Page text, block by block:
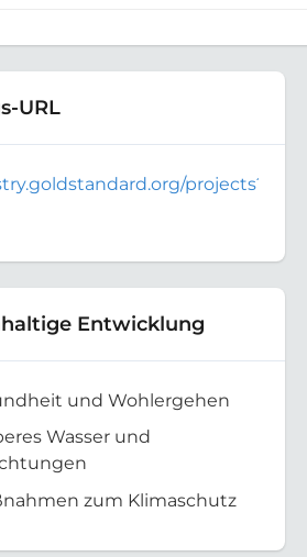
URL
projects?
Entwicklung
und Wohlergehen
Wasser und
zum Klimaschutz